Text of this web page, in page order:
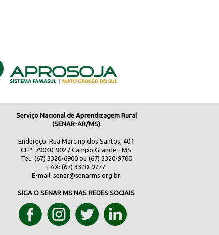
Serviço Nacional de Aprendizagem Rural
(SENAR-AR/MS)
Endereço: Rua Marcino dos Santos, 401
CEP: 79040-902 / Campo Grande - MS
Tel.: (67) 3320-6900 ou (67) 3320-9700
FAX: (67) 3320-9777
E-mail:senar@senarms.org.br
SIGA O SENAR MS NAS REDES SOCIAIS